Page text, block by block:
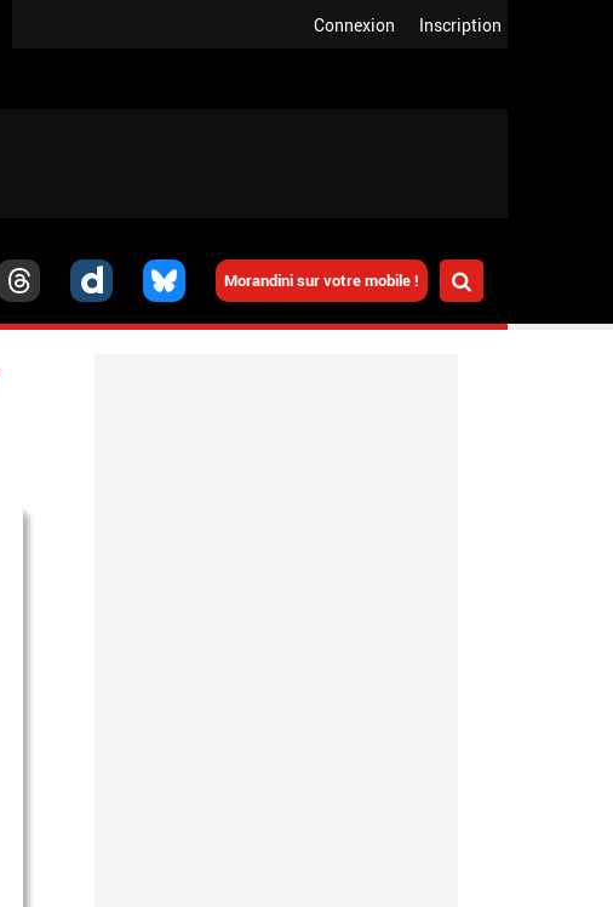
Inscription
Connexion
Morandini sur votre mobile !